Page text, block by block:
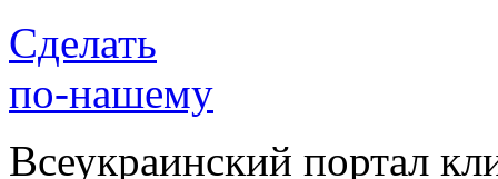
Сделать
по-нашему
Всеукраинский портал